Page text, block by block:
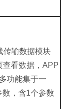
传输数据模块
查看数据，APP
功能集于一
，含1个参数